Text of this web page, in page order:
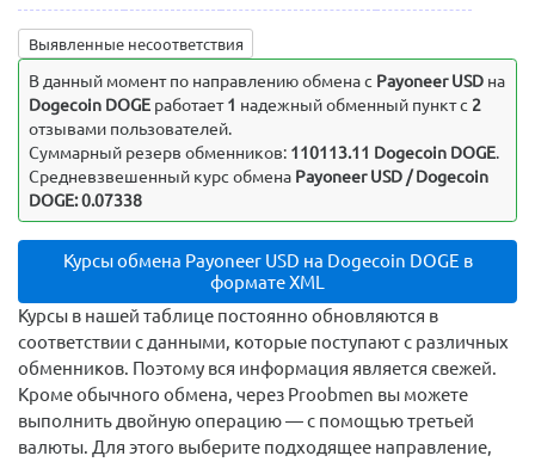
Выявленные несоответствия
В данный момент по направлению обмена c Payoneer USDна
Dogecoin DOGEработает1 надежный обменный пункт с 2
отзывами пользователей.
Суммарный резерв обменников: 110113.11 Dogecoin DOGE.
Средневзвешенный курс обмена Payoneer USD / Dogecoin
DOGE: 0.07338
Курсы обмена Payoneer USD на Dogecoin DOGE в
формате XML
Курсы в нашей таблице постоянно обновляются в
соответствии с данными, которые поступают с различных
обменников. Поэтому вся информация является свежей.
Кроме обычного обмена, через Proobmen вы можете
выполнить двойную операцию — с помощью третьей
валюты. Для этого выберите подходящее направление,